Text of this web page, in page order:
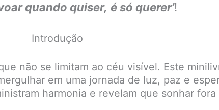
quando quiser, é só querer’!
Introdução
não se limitam ao céu visível. Este
em uma jornada de luz, paz e
harmonia e revelam que sonhar